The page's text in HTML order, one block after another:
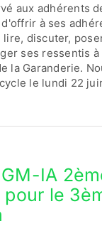
aux adhérents
d'offrir à ses
lire, discuter,
ses ressentis à
la Garanderie.
le lundi 22
IA
le